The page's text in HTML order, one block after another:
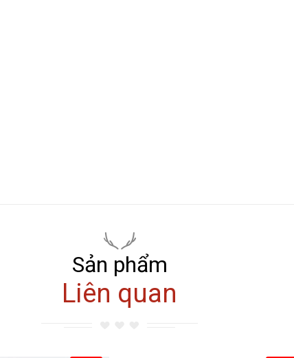
Sản phẩm
Liên quan